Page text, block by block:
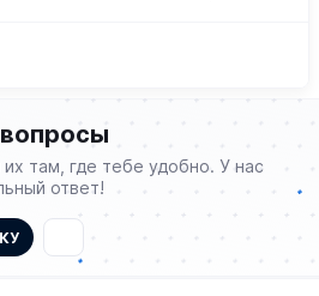
там, где тебе удобно. У нас
ответ!